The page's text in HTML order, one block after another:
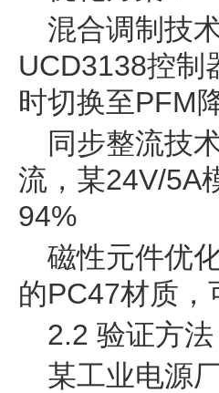
混合调制技
UCD3138控制
时切换至PFM
同步整流技
流，某24V/5A
94%
磁性元件优
的PC47材质
2.2 验证方
某工业电源